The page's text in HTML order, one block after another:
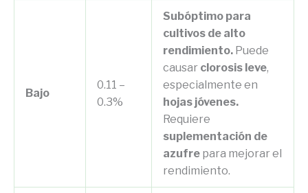
Bajo
0.11 –
0.3%
Subóptimo para
cultivos de alto
rendimiento. Puede
causar clorosis leve,
especialmente en
hojas jóvenes.
Requiere
suplementación de
azufre para mejorar el
rendimiento.